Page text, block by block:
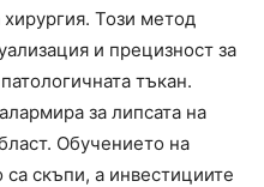
Този метод
и прецизност за
тъкан.
за липсата на
Обучението на
скъпи, а инвестициите